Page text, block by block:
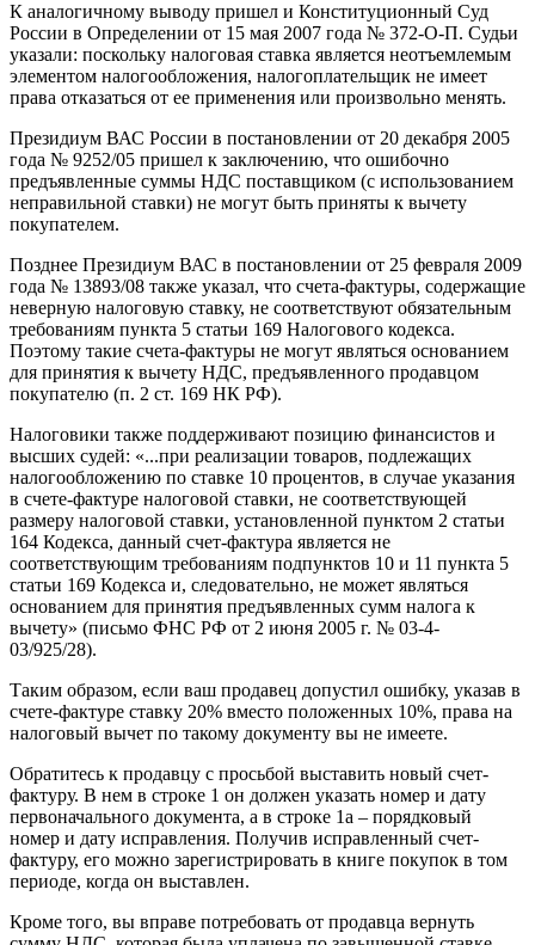
К аналогичному выводу пришел и Конституционный Суд
России в Определении от 15 мая 2007 года № 372-О-П. Судьи
указали: поскольку налоговая ставка является неотъемлемым
элементом налогообложения, налогоплательщик не имеет
права отказаться от ее применения или произвольно менять.
Президиум ВАС России в постановлении от 20 декабря 2005
года № 9252/05 пришел к заключению, что ошибочно
предъявленные суммы НДС поставщиком (с использованием
неправильной ставки) не могут быть приняты к вычету
покупателем.
Позднее Президиум ВАС в постановлении от 25 февраля 2009
года № 13893/08 также указал, что счета-фактуры, содержащие
неверную налоговую ставку, не соответствуют обязательным
требованиям пункта 5 статьи 169 Налогового кодекса.
Поэтому такие счета-фактуры не могут являться основанием
для принятия к вычету НДС, предъявленного продавцом
покупателю (п. 2 ст. 169 НК РФ).
Налоговики также поддерживают позицию финансистов и
высших судей: «...при реализации товаров, подлежащих
налогообложению по ставке 10 процентов, в случае указания
в счете-фактуре налоговой ставки, не соответствующей
размеру налоговой ставки, установленной пунктом 2 статьи
164 Кодекса, данный счет-фактура является не
соответствующим требованиям подпунктов 10 и 11 пункта 5
статьи 169 Кодекса и, следовательно, не может являться
основанием для принятия предъявленных сумм налога к
вычету» (письмо ФНС РФ от 2 июня 2005 г. № 03-4-
03/925/28).
Таким образом, если ваш продавец допустил ошибку, указав в
счете-фактуре ставку 20% вместо положенных 10%, права на
налоговый вычет по такому документу вы не имеете.
Обратитесь к продавцу с просьбой выставить новый счет-
фактуру. В нем в строке 1 он должен указать номер и дату
первоначального документа, а в строке 1а – порядковый
номер и дату исправления. Получив исправленный счет-
фактуру, его можно зарегистрировать в книге покупок в том
периоде, когда он выставлен.
Кроме того, вы вправе потребовать от продавца вернуть